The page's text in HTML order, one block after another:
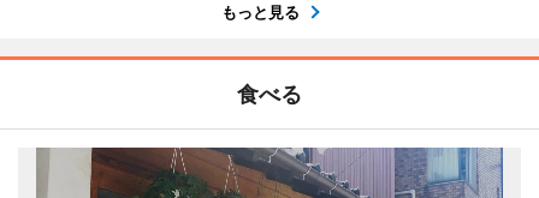
もっと見る
食べる